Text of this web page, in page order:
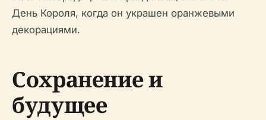
День Короля, когда он украшен оранжевыми
декорациями.
Сохранение и
будущее